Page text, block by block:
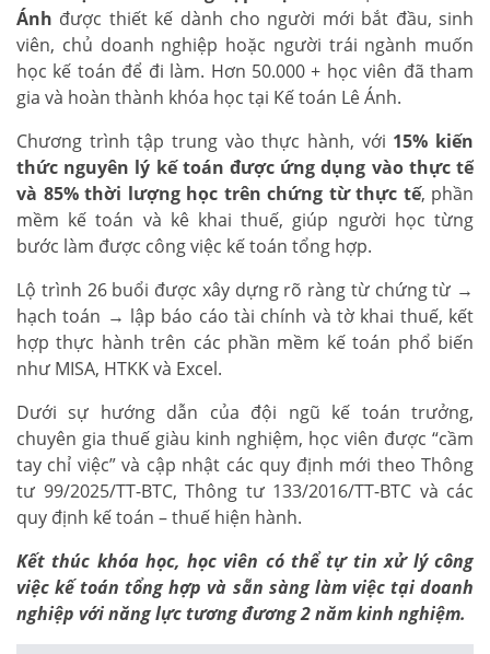
Ánh được thiết kế dành cho người mới bắt đầu, sinh
viên, chủ doanh nghiệp hoặc người trái ngành muốn
học kế toán để đi làm. Hơn 50.000 + học viên đã tham
gia và hoàn thành khóa học tại Kế toán Lê Ánh.
Chương trình tập trung vào thực hành, với 15% kiến
thức nguyên lý kế toán được ứng dụng vào thực tế
và 85% thời lượng học trên chứng từ thực tế, phần
mềm kế toán và kê khai thuế, giúp người học từng
bước làm được công việc kế toán tổng hợp.
Lộ trình 26 buổi được xây dựng rõ ràng từ chứng từ →
hạch toán → lập báo cáo tài chính và tờ khai thuế, kết
hợp thực hành trên các phần mềm kế toán phổ biến
như MISA, HTKK và Excel.
Dưới sự hướng dẫn của đội ngũ kế toán trưởng,
chuyên gia thuế giàu kinh nghiệm, học viên được “cầm
tay chỉ việc” và cập nhật các quy định mới theo Thông
tư 99/2025/TT-BTC, Thông tư 133/2016/TT-BTC và các
quy định kế toán – thuế hiện hành.
Kết thúc khóa học, học viên có thể tự tin xử lý công
việc kế toán tổng hợp và sẵn sàng làm việc tại doanh
nghiệp với năng lực tương đương 2 năm kinh nghiệm.